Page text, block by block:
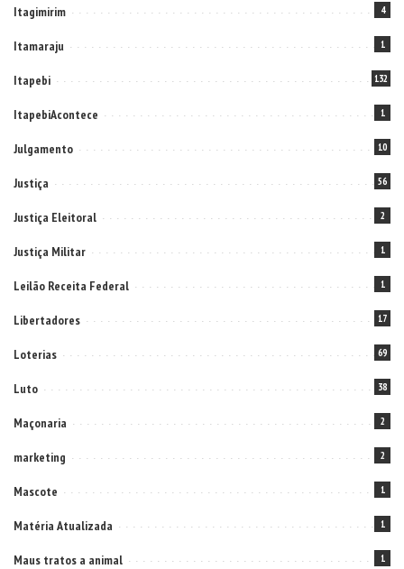
Itagimirim 4
Itamaraju 1
Itapebi 132
ItapebiAcontece 1
Julgamento 10
Justiça 56
Justiça Eleitoral 2
Justiça Militar 1
Leilão Receita Federal 1
Libertadores 17
Loterias 69
Luto 38
Maçonaria 2
marketing 2
Mascote 1
Matéria Atualizada 1
Maus tratos a animal 1